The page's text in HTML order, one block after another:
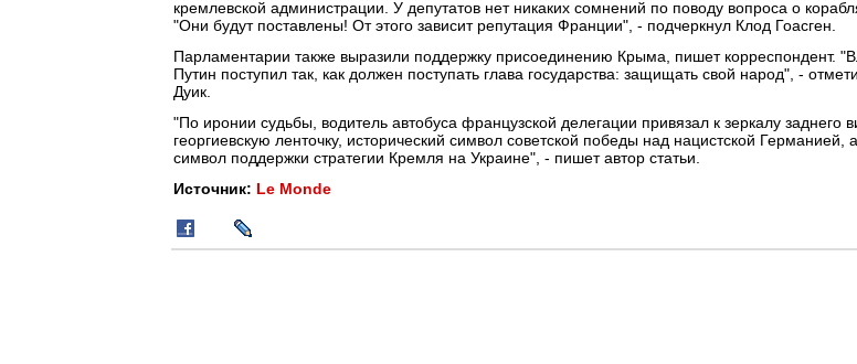
кремлевской администрации. У депутатов нет никаких сомнений по поводу вопроса о
"Они будут поставлены! От этого зависит репутация Франции", - подчеркнул Клод Гоасген.
Парламентарии также выразили поддержку присоединению Крыма, пишет корреспондент.
Путин поступил так, как должен поступать глава государства: защищать свой народ", -
Дуик.
"По иронии судьбы, водитель автобуса французской делегации привязал к зеркалу заднего
георгиевскую ленточку, исторический символ советской победы над нацистской Германией,
символ поддержки стратегии Кремля на Украине", - пишет автор статьи.
Источник: Le Monde